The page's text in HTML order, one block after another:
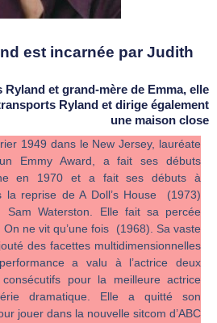
est incarnée par Judith
Ryland et grand-mère de Emma, elle
Ryland et dirige également
une maison close
1949 dans le New Jersey, lauréate
Emmy Award, a fait ses débuts
en 1970 et a fait ses débuts à
la reprise de A Doll’s House (1973)
Waterston. Elle fait sa percée
ne vit qu’une fois (1968). Sa vaste
des facettes multidimensionnelles
a valu à l’actrice deux
pour la meilleure actrice
dramatique. Elle a quitté son
jouer dans la nouvelle sitcom d’ABC